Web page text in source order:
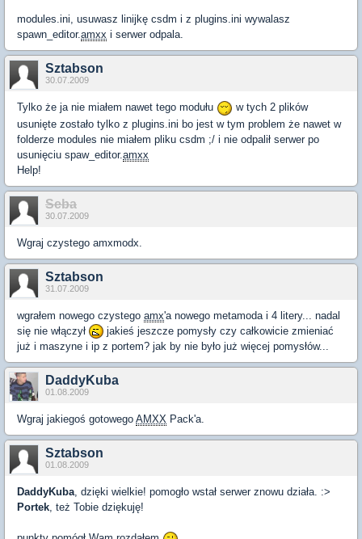
modules.ini, usuwasz linijkę csdm i z plugins.ini wywalasz
spawn_editor.amxx i serwer odpala.
Sztabson
30.07.2009
Tylko że ja nie miałem nawet tego modułu
w tych 2 plików
usunięte zostało tylko z plugins.ini bo jest w tym problem że nawet w
folderze modules nie miałem pliku csdm ;/ i nie odpalił serwer po
usunięciu spaw_editor.amxx
Help!
Seba
30.07.2009
Wgraj czystego amxmodx.
Sztabson
31.07.2009
wgrałem nowego czystego amx'a nowego metamoda i 4 litery... nadal
się nie włączył
jakieś jeszcze pomysły czy całkowicie zmieniać
już i maszyne i ip z portem? jak by nie było już więcej pomysłów...
DaddyKuba
01.08.2009
Wgraj jakiegoś gotowego AMXX Pack'a.
Sztabson
01.08.2009
DaddyKuba, dzięki wielkie! pomogło wstał serwer znowu działa. :>
Portek, też Tobie dziękuję!